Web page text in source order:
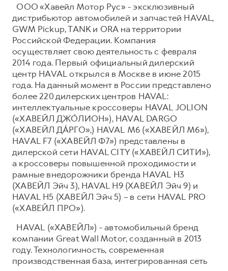
ООО «Хавейл Мотор Рус» - эксклюзивный
дистрибьютор автомобилей и запчастей HAVAL,
GWM Pickup, TANK и ORA на территории
Российской Федерации. Компания
осуществляет свою деятельность с февраля
2014 года. Первый официальный дилерский
центр HAVAL открылся в Москве в июне 2015
года. На данный момент в России представлено
более 220 дилерских центров HAVAL:
интеллектуальные кроссоверы HAVAL JOLION
(«ХАВЕЙЛ ДЖО́ЛИОН»), HAVAL DARGO
(«ХАВЕЙЛ ДА́РГО»,) HAVAL М6 («ХАВЕЙЛ M6»),
HAVAL F7 («ХАВЕЙЛ Ф7») представлены в
дилерской сети HAVAL CITY («ХАВЕЙЛ СИТИ»),
а кроссоверы повышенной проходимости и
рамные внедорожники бренда HAVAL H3
(ХАВЕЙЛ Эйч 3), HAVAL H9 (ХАВЕЙЛ Эйч 9) и
HAVAL H5 (ХАВЕЙЛ Эйч 5) – в сети HAVAL PRO
(«ХАВЕЙЛ ПРО»).
HAVAL («ХАВЕЙЛ») - автомобильный бренд
компании Great Wall Motor, созданный в 2013
году. Технологичность, современная
производственная база, интегрированная сеть